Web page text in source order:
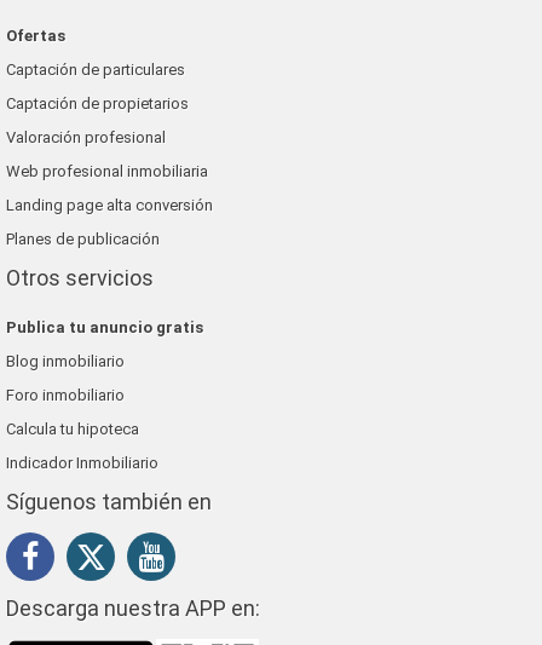
Ofertas
Captación de particulares
Captación de propietarios
Valoración profesional
Web profesional inmobiliaria
Landing page alta conversión
Planes de publicación
Otros servicios
Publica tu anuncio gratis
Blog inmobiliario
Foro inmobiliario
Calcula tu hipoteca
Indicador Inmobiliario
Síguenos también en
Descarga nuestra APP en: